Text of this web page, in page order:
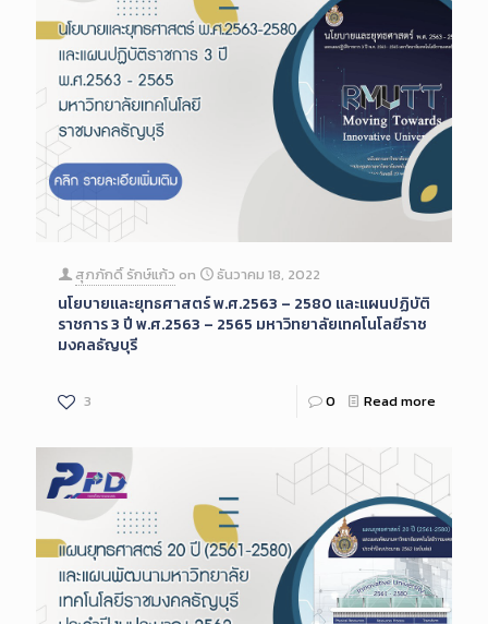
สุภภักดิ์ รักษ์แก้ว on ธันวาคม 18, 2022
นโยบายและยุทธศาสตร์ พ.ศ.2563 – 2580 และแผนปฏิบัติ
ราชการ 3 ปี พ.ศ.2563 – 2565 มหาวิทยาลัยเทคโนโลยีราช
มงคลธัญบุรี
3 0 Read more